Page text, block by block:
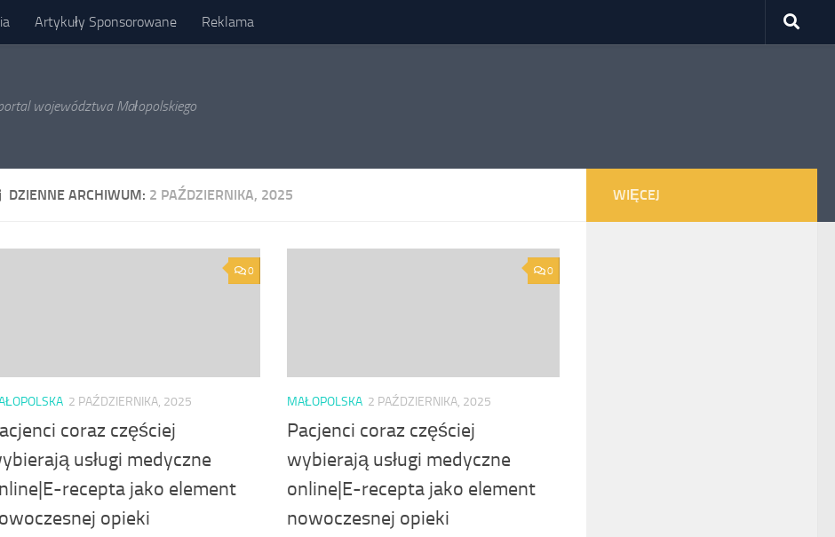
Artykuły Sponsorowane Reklama
województwa Małopolskiego
DZIENNE ARCHIWUM: 2 PAŹDZIERNIKA, 2025
0
2 PAŹDZIERNIKA, 2025
coraz częściej
usługi medyczne
recepta jako element
opieki
0
MAŁOPOLSKA 2 PAŹDZIERNIKA, 2025
Pacjenci coraz częściej
wybierają usługi medyczne
online|E-recepta jako element
nowoczesnej opieki
WIĘCEJ